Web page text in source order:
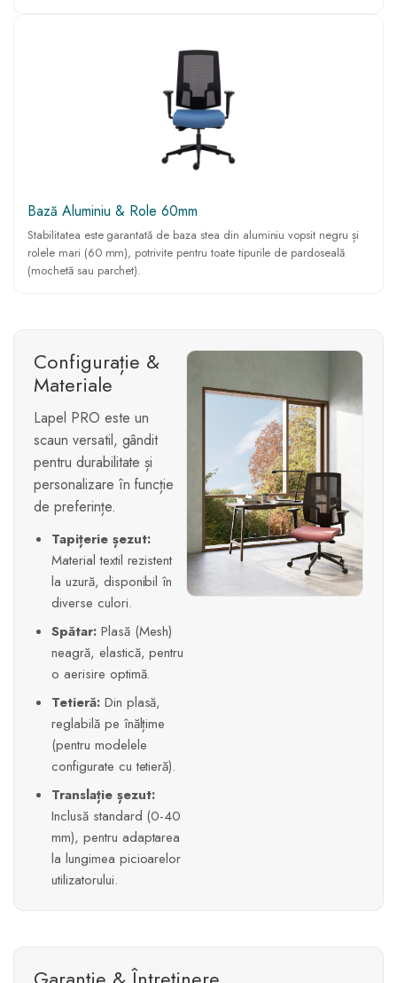
Bază Aluminiu & Role 60mm
Stabilitatea este garantată de baza stea din aluminiu vopsit negru și
rolele mari (60 mm), potrivite pentru toate tipurile de pardoseală
(mochetă sau parchet).
Configurație &
Materiale
Lapel PRO este un
scaun versatil, gândit
pentru durabilitate și
personalizare în funcție
de preferințe.
Tapițerie șezut:
Material textil rezistent
la uzură, disponibil în
diverse culori.
Spătar:Plasă (Mesh)
neagră, elastică, pentru
o aerisire optimă.
Tetieră:Din plasă,
reglabilă pe înălțime
(pentru modelele
configurate cu tetieră).
Translație șezut:
Inclusă standard (0-40
mm), pentru adaptarea
la lungimea picioarelor
utilizatorului.